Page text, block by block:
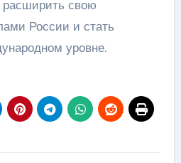
свою
России и стать
уровне.